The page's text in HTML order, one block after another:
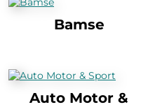
Bamse
Auto Motor &